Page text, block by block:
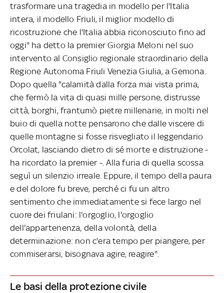
trasformare una tragedia in modello per l'Italia
intera, il modello Friuli, il miglior modello di
ricostruzione che l'Italia abbia riconosciuto fino ad
oggi" ha detto la premier Giorgia Meloni nel suo
intervento al Consiglio regionale straordinario della
Regione Autonoma Friuli Venezia Giulia, a Gemona.
Dopo quella "calamità dalla forza mai vista prima,
che fermò la vita di quasi mille persone, distrusse
città, borghi, frantumò pietre millenarie, in molti nel
buio di quella notte pensarono che dalle viscere di
quelle montagne si fosse risvegliato il leggendario
Orcolat, lasciando dietro di sé morte e distruzione -
ha ricordato la premier -. Alla furia di quella scossa
seguì un silenzio irreale. Eppure, il tempo della paura
e del dolore fu breve, perché ci fu un altro
sentimento che immediatamente si fece largo nel
cuore dei friulani: l'orgoglio, l'orgoglio
dell'appartenenza, della volontà, della
determinazione: non c'era tempo per piangere, per
commiserarsi, bisognava agire, reagire".
Le basi della protezione civile